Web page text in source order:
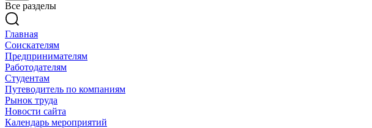
Все разделы
Главная
Соискателям
Предпринимателям
Работодателям
Студентам
Путеводитель по компаниям
Рынок труда
Новости сайта
Календарь мероприятий